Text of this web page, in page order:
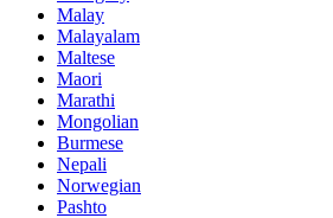
Malay
Malayalam
Maltese
Maori
Marathi
Mongolian
Burmese
Nepali
Norwegian
Pashto